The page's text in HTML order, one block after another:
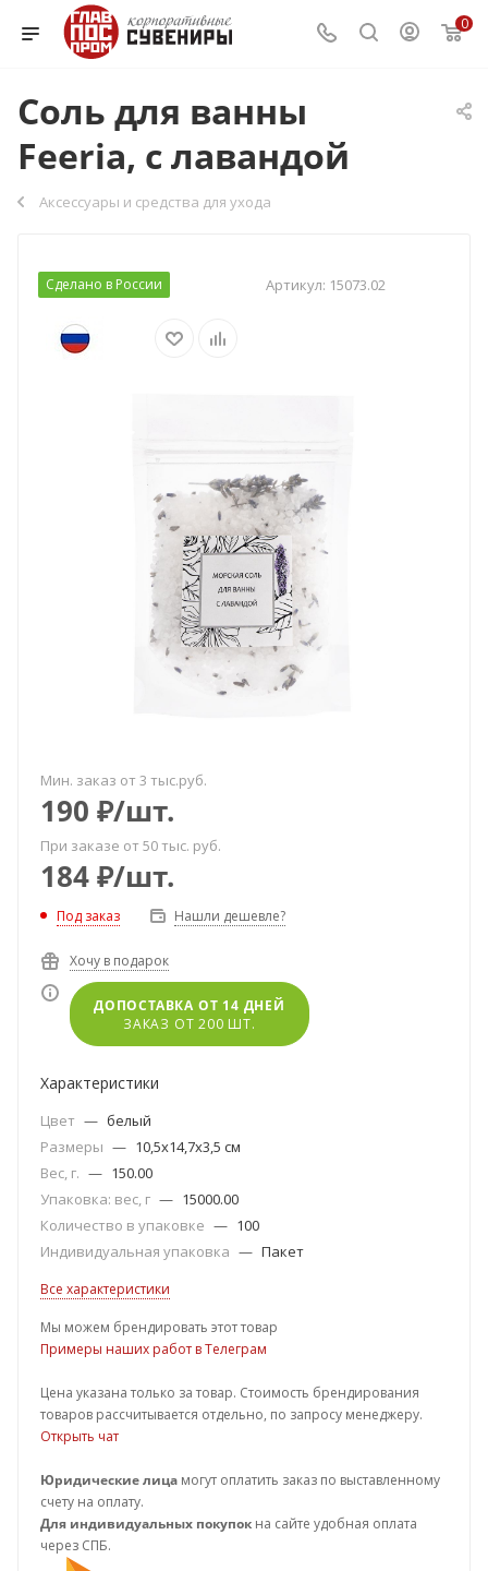
0
Соль для ванны
Feeria, с лавандой
Аксессуары и средства для ухода
Сделано в России Артикул: 15073.02
Мин. заказ от 3 тыс.руб.
190 ₽/шт.
При заказе от 50 тыс. руб.
184₽/шт.
Под заказ Нашли дешевле?
Хочу в подарок
ДОПОСТАВКА ОТ 14 ДНЕЙ
ЗАКАЗ ОТ 200 ШТ.
Характеристики
Цвет — белый
Размеры — 10,5х14,7х3,5 см
Вес, г. — 150.00
Упаковка: вес, г — 15000.00
Количество в упаковке — 100
Индивидуальная упаковка — Пакет
Все характеристики
Мы можем брендировать этот товар
Примеры наших работ в Телеграм
Цена указана только за товар. Стоимость брендирования
товаров рассчитывается отдельно, по запросу менеджеру.
Открыть чат
Юридические лица могут оплатить заказ по выставленному
счету на оплату.
Для индивидуальных покупок на сайте удобная оплата
через СПБ.